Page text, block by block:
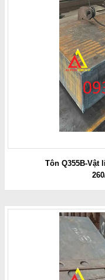
Tôn Q355B-Vật